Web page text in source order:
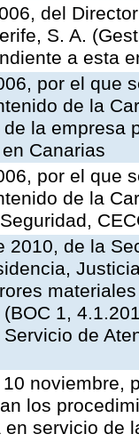
del
S. A.
a esta
por el que
de la
la empresa
Canarias
por el que
de la
2010, de la
1,
de
noviembre,
los
servicio de